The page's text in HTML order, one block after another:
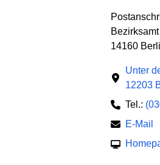
14160
Unter
12203
Tel.:
E-Mail